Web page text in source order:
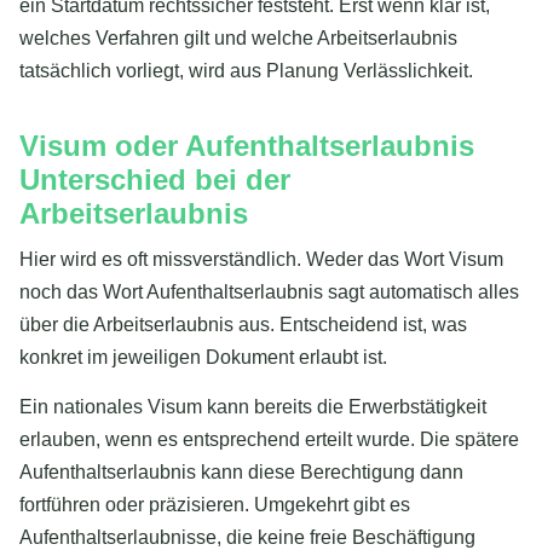
ein Startdatum rechtssicher feststeht. Erst wenn klar ist,
welches Verfahren gilt und welche Arbeitserlaubnis
tatsächlich vorliegt, wird aus Planung Verlässlichkeit.
Visum oder Aufenthaltserlaubnis
Unterschied bei der
Arbeitserlaubnis
Hier wird es oft missverständlich. Weder das Wort Visum
noch das Wort Aufenthaltserlaubnis sagt automatisch alles
über die Arbeitserlaubnis aus. Entscheidend ist, was
konkret im jeweiligen Dokument erlaubt ist.
Ein nationales Visum kann bereits die Erwerbstätigkeit
erlauben, wenn es entsprechend erteilt wurde. Die spätere
Aufenthaltserlaubnis kann diese Berechtigung dann
fortführen oder präzisieren. Umgekehrt gibt es
Aufenthaltserlaubnisse, die keine freie Beschäftigung